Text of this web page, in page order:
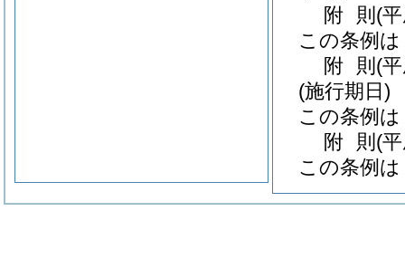
附 則 (
この条例
附 則 (
(施行期日)
この条例
附 則 (
この条例